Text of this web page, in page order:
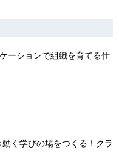
ーションで組織を育てる仕
く学びの場をつくる！クラ